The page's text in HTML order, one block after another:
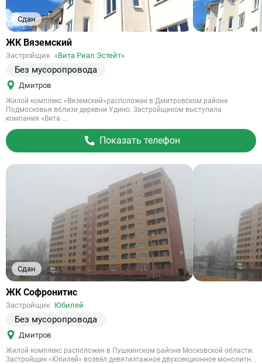
Сдан
Ссылка
объект
ЖК Вяземский
Застройщик «Вита Риал Эстейт»
Без мусоропровода
Дмитров
Жилой комплекс «Вяземский»расположен в Дмитровском районе
Подмосковья вблизи деревни Удино. Застройщиком выступила
компания «Вита ...
Показать телефон
Сдан
Ссылка
объект
ЖК Софронитис
Застройщик Юбилей
Без мусоропровода
Дмитров
Жилой комплекс расположен в Пушкинском районе Московской области.
Застройщик «Юбилей» возвёл девятиэтажное двухсекционное монолитн...